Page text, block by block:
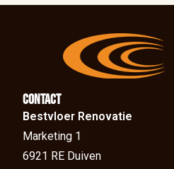
Contact
Bestvloer Renovatie
Marketing 1
6921 RE Duiven